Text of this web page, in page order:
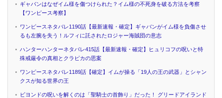
ギャバンはなぜイム様を傷つけられた？イム様の不死身を破る方法を考察
【ワンピース考察】
ワンピースネタバレ1190話【最新速報・確定】ギャバンがイム様を負傷させ
るも左腕を失う！ルフィに託されたロジャー海賊団の意志
ハンターハンターネタバレ415話【最新速報・確定】ヒュリコフの呪いと特
殊戒厳令の真相とクラピカの思案
ワンピースネタバレ1189話【確定】イムが操る「19人の王の武器」とシャン
クスが知る世界の王
ビヨンドの呪いを解くのは「聖騎士の首飾り」だった！ グリードアイランド